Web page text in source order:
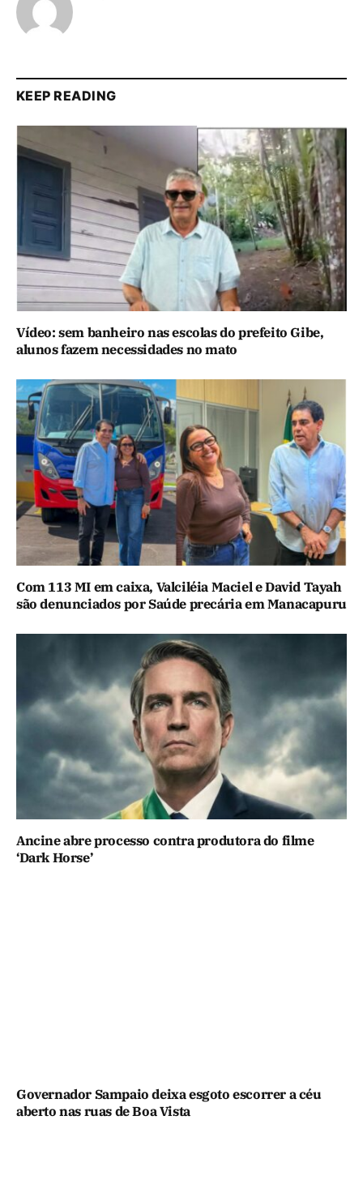
KEEP READING
Vídeo: sem banheiro nas escolas do prefeito Gibe,
alunos fazem necessidades no mato
Com 113 MI em caixa, Valciléia Maciel e David Tayah
são denunciados por Saúde precária em Manacapuru
Ancine abre processo contra produtora do filme
‘Dark Horse’
Governador Sampaio deixa esgoto escorrer a céu
aberto nas ruas de Boa Vista